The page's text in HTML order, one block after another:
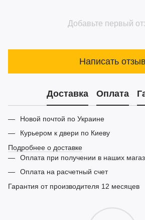
Добавьте первый
Написать отзыв
Доставка Оплата
Новой почтой по Украине
Курьером к двери по Киеву
Подробнее о доставке
Оплата при получении в наших
Оплата на расчетный счет
Гарантия от производителя 12 месяцев